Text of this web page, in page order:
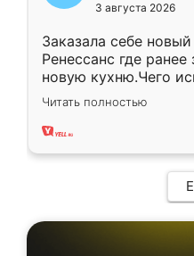
3 августа 2026
Заказала себе
Ренессанс где ранее
новую кухню.Чего
вполне довольна.
два года, нареканий
Читать полностью